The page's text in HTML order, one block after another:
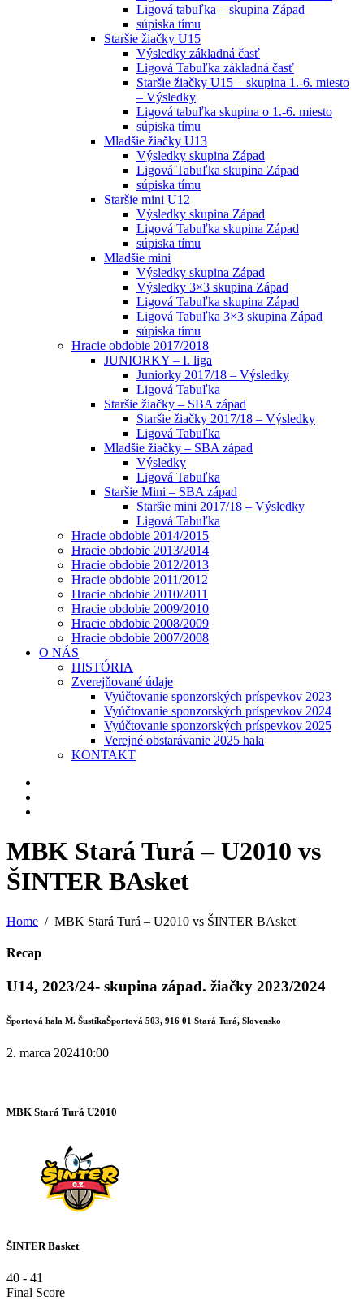
Ligová tabuľka – skupina Západ
súpiska tímu
Staršie žiačky U15
Výsledky základná časť
Ligová Tabuľka základná časť
Staršie žiačky U15 – skupina 1.-6. miesto
– Výsledky
Ligová tabuľka skupina o 1.-6. miesto
súpiska tímu
Mladšie žiačky U13
Výsledky skupina Západ
Ligová Tabuľka skupina Západ
súpiska tímu
Staršie mini U12
Výsledky skupina Západ
Ligová Tabuľka skupina Západ
súpiska tímu
Mladšie mini
Výsledky skupina Západ
Výsledky 3×3 skupina Západ
Ligová Tabuľka skupina Západ
Ligová Tabuľka 3×3 skupina Západ
súpiska tímu
Hracie obdobie 2017/2018
JUNIORKY – I. liga
Juniorky 2017/18 – Výsledky
Ligová Tabuľka
Staršie žiačky – SBA západ
Staršie žiačky 2017/18 – Výsledky
Ligová Tabuľka
Mladšie žiačky – SBA západ
Výsledky
Ligová Tabuľka
Staršie Mini – SBA západ
Staršie mini 2017/18 – Výsledky
Ligová Tabuľka
Hracie obdobie 2014/2015
Hracie obdobie 2013/2014
Hracie obdobie 2012/2013
Hracie obdobie 2011/2012
Hracie obdobie 2010/2011
Hracie obdobie 2009/2010
Hracie obdobie 2008/2009
Hracie obdobie 2007/2008
O NÁS
HISTÓRIA
Zverejňované údaje
Vyúčtovanie sponzorských príspevkov 2023
Vyúčtovanie sponzorských príspevkov 2024
Vyúčtovanie sponzorských príspevkov 2025
Verejné obstarávanie 2025 hala
KONTAKT
MBK Stará Turá – U2010 vs
ŠINTER BAsket
Home MBK Stará Turá – U2010 vs ŠINTER BAsket
Recap
U14, 2023/24- skupina západ. žiačky 2023/2024
Športová hala M. ŠustíkaŠportová 503, 916 01 Stará Turá, Slovensko
2. marca 202410:00
MBK Stará Turá U2010
ŠINTER Basket
40 - 41
Final Score